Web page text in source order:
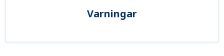
Varningar